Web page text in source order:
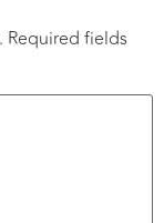
Required fields